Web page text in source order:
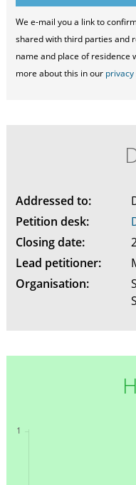
We e-mail you a link to
shared with third parties and
name and place of residence
more about this in our
Addressed to:
Petition desk:
Closing date:
Lead petitioner:
Organisation: